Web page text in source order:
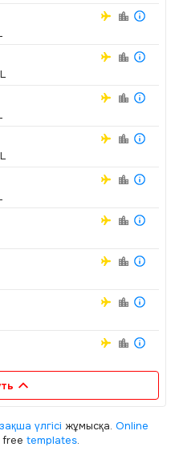
үлгісі жұмысқа. Online
templates.